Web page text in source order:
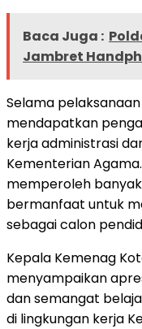
Baca Juga :
Jambret
Selama
mendapatkan
kerja administrasi
Kementerian
memperoleh
bermanfaat untuk
sebagai calon
Kepala Kemenag
menyampaikan
dan semangat
di lingkungan kerja